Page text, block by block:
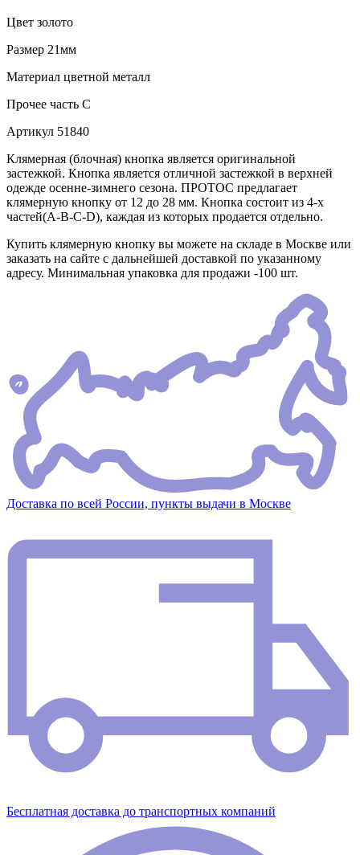
Цвет золото
Размер 21мм
Материал цветной металл
Прочее часть C
Артикул 51840
Клямерная (блочная) кнопка является оригинальной
застежкой. Кнопка является отличной застежкой в верхней
одежде осенне-зимнего сезона. ПРОТОС предлагает
клямерную кнопку от 12 до 28 мм. Кнопка состоит из 4-х
частей(А-В-С-D), каждая из которых продается отдельно.
Купить клямерную кнопку вы можете на складе в Москве или
заказать на сайте с дальнейшей доставкой по указанному
адресу. Минимальная упаковка для продажи -100 шт.
Доставка по всей России, пункты выдачи в Москве
Бесплатная доставка до транспортных компаний